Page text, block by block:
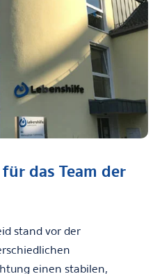
das Team der
stand vor der
einen stabilen,